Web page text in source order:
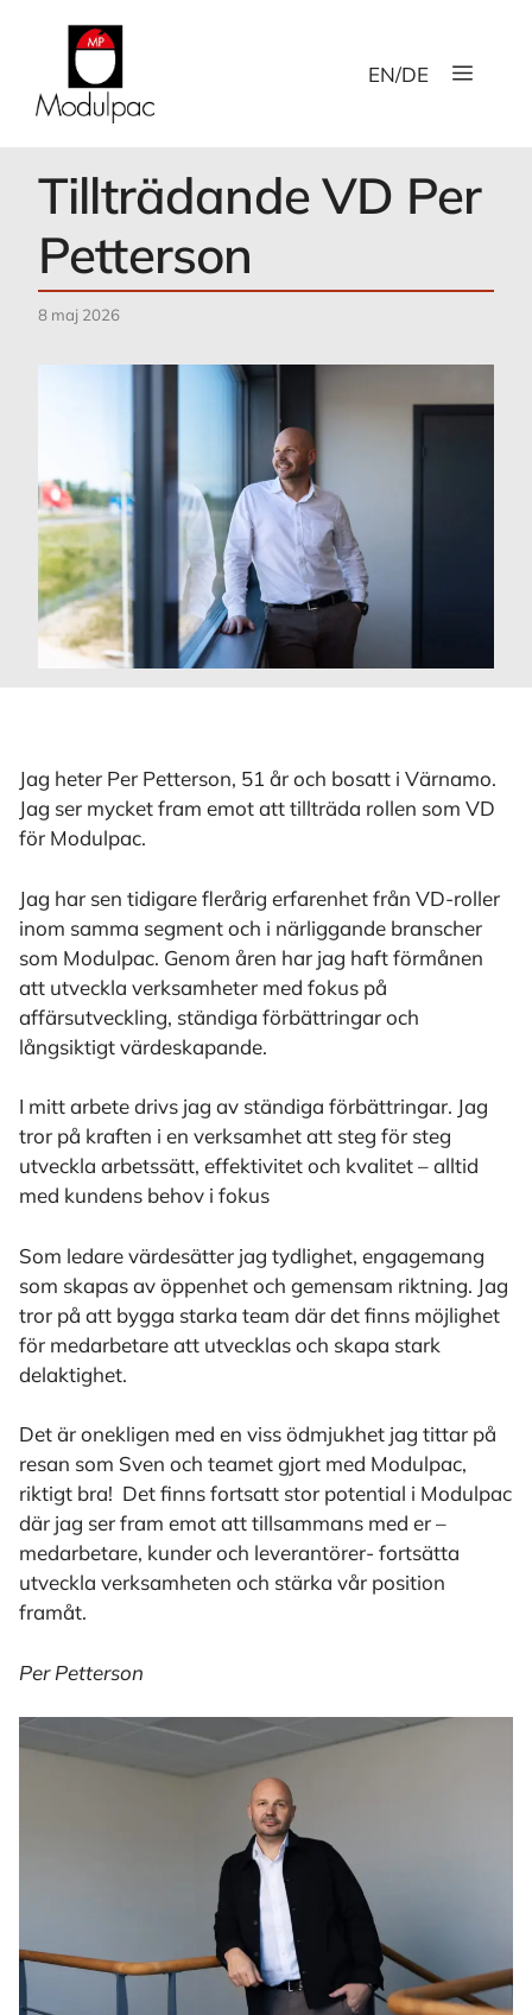
EN/DE Meny
Tillträdande VD Per
Petterson
8 maj 2026
Jag heter Per Petterson, 51 år och bosatt i Värnamo.
Jag ser mycket fram emot att tillträda rollen som VD
för Modulpac.
Jag har sen tidigare flerårig erfarenhet från VD-roller
inom samma segment och i närliggande branscher
som Modulpac. Genom åren har jag haft förmånen
att utveckla verksamheter med fokus på
affärsutveckling, ständiga förbättringar och
långsiktigt värdeskapande.
I mitt arbete drivs jag av ständiga förbättringar. Jag
tror på kraften i en verksamhet att steg för steg
utveckla arbetssätt, effektivitet och kvalitet – alltid
med kundens behov i fokus
Som ledare värdesätter jag tydlighet, engagemang
som skapas av öppenhet och gemensam riktning. Jag
tror på att bygga starka team där det finns möjlighet
för medarbetare att utvecklas och skapa stark
delaktighet.
Det är onekligen med en viss ödmjukhet jag tittar på
resan som Sven och teamet gjort med Modulpac,
riktigt bra! Det finns fortsatt stor potential i Modulpac
där jag ser fram emot att tillsammans med er –
medarbetare, kunder och leverantörer- fortsätta
utveckla verksamheten och stärka vår position
framåt.
Per Petterson